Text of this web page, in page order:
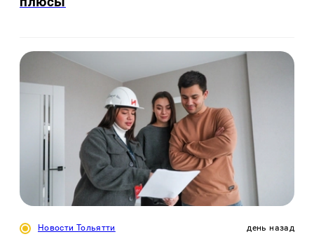
Новости Тольятти день назад